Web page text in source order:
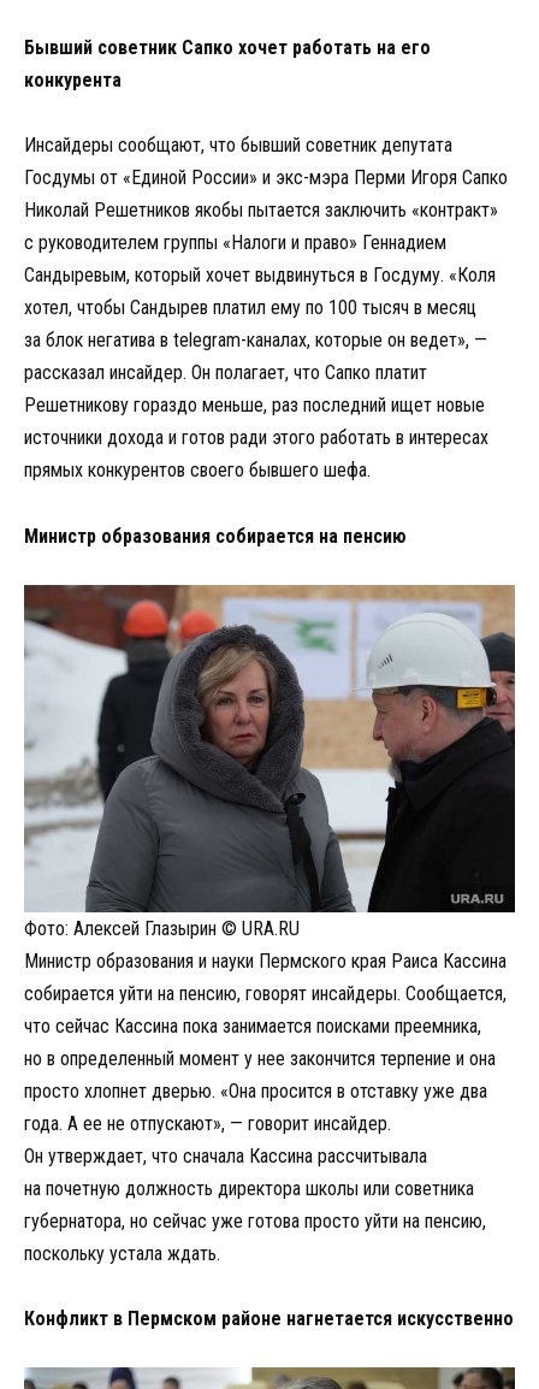
Бывший советник Сапко хочет работать на его
конкурента
Инсайдеры сообщают, что бывший советник депутата
Госдумы от «Единой России» и экс-мэра Перми Игоря Сапко
Николай Решетников якобы пытается заключить «контракт»
с руководителем группы «Налоги и право» Геннадием
Сандыревым, который хочет выдвинуться в Госдуму. «Коля
хотел, чтобы Сандырев платил ему по 100 тысяч в месяц
за блок негатива в telegram-каналах, которые он ведет», —
рассказал инсайдер. Он полагает, что Сапко платит
Решетникову гораздо меньше, раз последний ищет новые
источники дохода и готов ради этого работать в интересах
прямых конкурентов своего бывшего шефа.
Министр образования собирается на пенсию
Фото: Алексей Глазырин © URA.RU
Министр образования и науки Пермского края Раиса Кассина
собирается уйти на пенсию, говорят инсайдеры. Сообщается,
что сейчас Кассина пока занимается поисками преемника,
но в определенный момент у нее закончится терпение и она
просто хлопнет дверью. «Она просится в отставку уже два
года. А ее не отпускают», — говорит инсайдер.
Он утверждает, что сначала Кассина рассчитывала
на почетную должность директора школы или советника
губернатора, но сейчас уже готова просто уйти на пенсию,
поскольку устала ждать.
Конфликт в Пермском районе нагнетается искусственно